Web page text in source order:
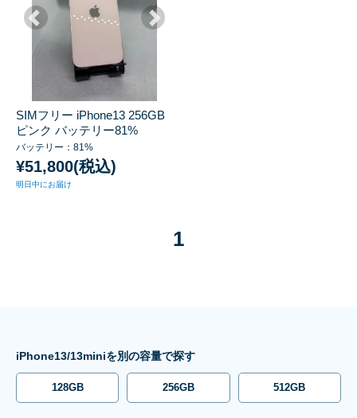
SIMフリー iPhone13 256GB
ピンク バッテリー81%
バッテリー：81%
¥51,800(税込)
明日中にお届け
1
iPhone13/13miniを別の容量で探す
128GB 256GB 512GB